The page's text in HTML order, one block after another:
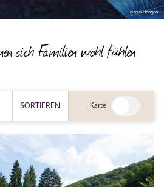
© van Dongen
sich Familien wohl fühlen
SORTIEREN Karte